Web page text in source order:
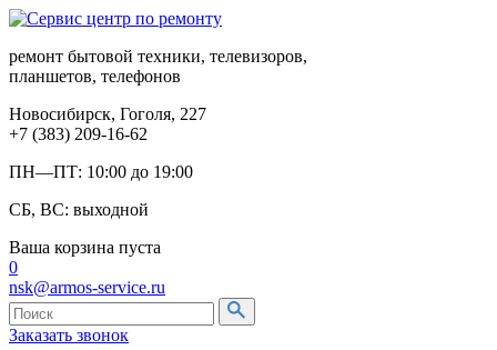
ремонт бытовой техники, телевизоров,
планшетов, телефонов
Новосибирск, Гоголя, 227
+7 (383) 209-16-62
ПН—ПТ: 10:00 до 19:00
СБ, ВС: выходной
Ваша корзина пуста
0
nsk@armos-service.ru
Заказать звонок